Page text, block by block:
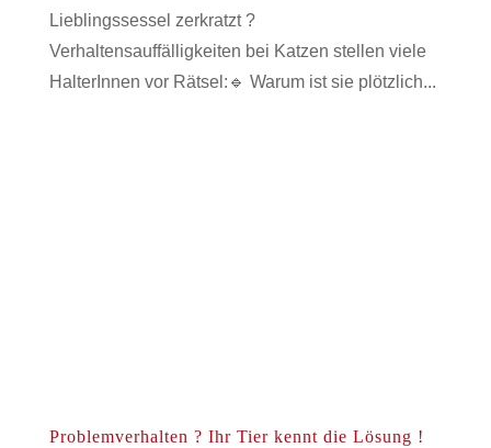
Lieblingssessel zerkratzt ?
Verhaltensauffälligkeiten bei Katzen stellen viele
HalterInnen vor Rätsel:🔹 Warum ist sie plötzlich...
Problemverhalten ? Ihr Tier kennt die Lösung !